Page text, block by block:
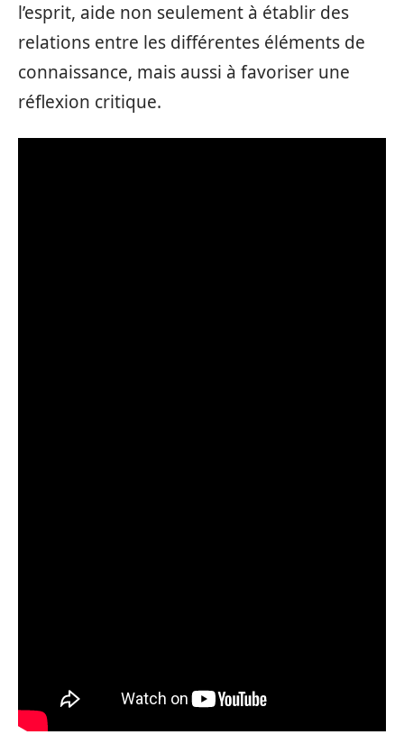
l’esprit, aide non seulement à établir des
relations entre les différentes éléments de
connaissance, mais aussi à favoriser une
réflexion critique.